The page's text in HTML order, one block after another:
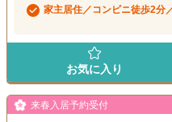
家主居住／コンビニ徒歩2分
お気に入り
来春入居予約受付